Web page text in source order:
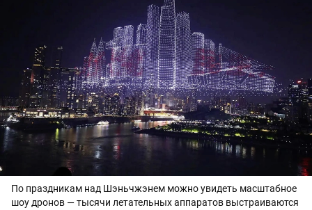
По праздникам над Шэньчжэнем можно увидеть масштабное
шоу дронов — тысячи летательных аппаратов выстраиваются